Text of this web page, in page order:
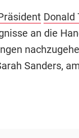
Donald
an die
Sanders,